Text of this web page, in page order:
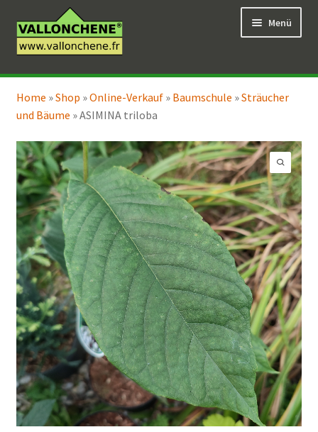
Navigation
springen
Inhalt
springen
Menü
Online-Verkauf
Coaching für den Garten
Home »Shop »Online-Verkauf» Baumschule »Sträucher
und Bäume »ASIMINA triloba